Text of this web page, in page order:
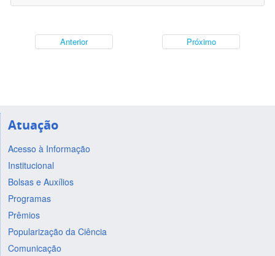
Anterior Próximo
Atuação
Acesso à Informação
Institucional
Bolsas e Auxílios
Programas
Prêmios
Popularização da Ciência
Comunicação